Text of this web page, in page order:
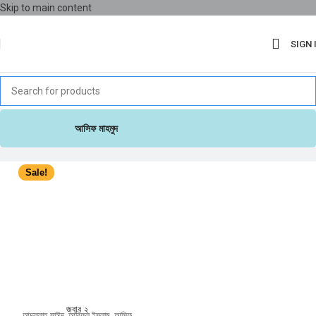
Skip to main content
SIGN
আসিফ মাহমুদ
Sale!
জবাব ২